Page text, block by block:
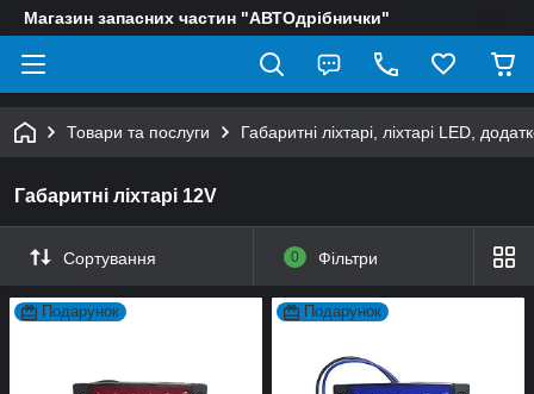
Магазин запасних частин "АВТОдрібнички"
Товари та послуги Габаритні ліхтарі, ліхтарі LED,
Габаритні ліхтарі 12V
Сортування 0 Фільтри
Подарунок Подарунок